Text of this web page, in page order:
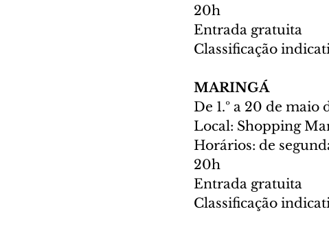
20h
Entrada gratuita
Classificação
MARINGÁ
De 1.º a 20 de maio
Local: Shopping
Horários: de
20h
Entrada gratuita
Classificação